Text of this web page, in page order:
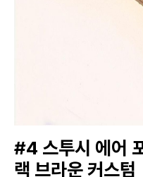
#4 스투시 에어
랙 브라운 커스텀